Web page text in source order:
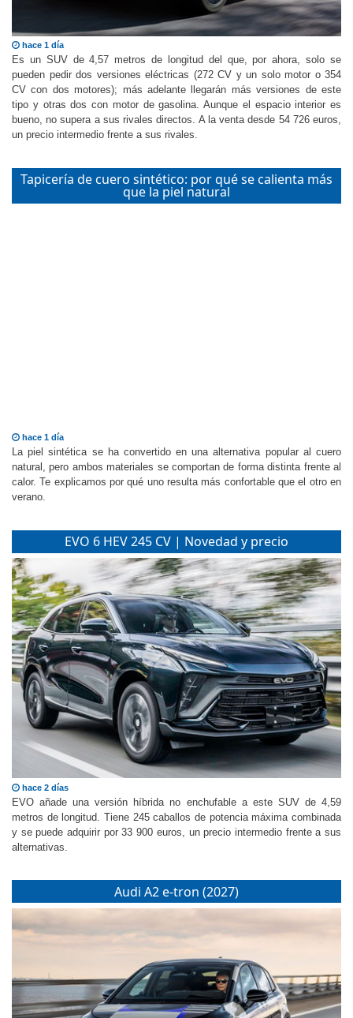
hace 1 día
Es un SUV de 4,57 metros de longitud del que, por ahora, solo se
pueden pedir dos versiones eléctricas (272 CV y un solo motor o 354
CV con dos motores); más adelante llegarán más versiones de este
tipo y otras dos con motor de gasolina. Aunque el espacio interior es
bueno, no supera a sus rivales directos. A la venta desde 54 726 euros,
Tapicería de cuero sintético: por qué se calienta más
que la piel natural
hace 1 día
La piel sintética se ha convertido en una alternativa popular al cuero
natural, pero ambos materiales se comportan de forma distinta frente al
calor. Te explicamos por qué uno resulta más confortable que el otro en
EVO 6 HEV 245 CV | Novedad y precio
hace 2 días
EVO añade una versión híbrida no enchufable a este SUV de 4,59
metros de longitud. Tiene 245 caballos de potencia máxima combinada
y se puede adquirir por 33 900 euros, un precio intermedio frente a sus
Audi A2 e-tron (2027)